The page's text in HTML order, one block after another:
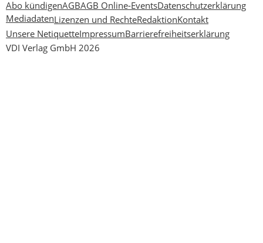
Abo kündigenAGBAGB Online-EventsDatenschutzerklärung
MediadatenLizenzen und RechteRedaktionKontakt
Unsere NetiquetteImpressumBarrierefreiheitserklärung
VDI Verlag GmbH 2026